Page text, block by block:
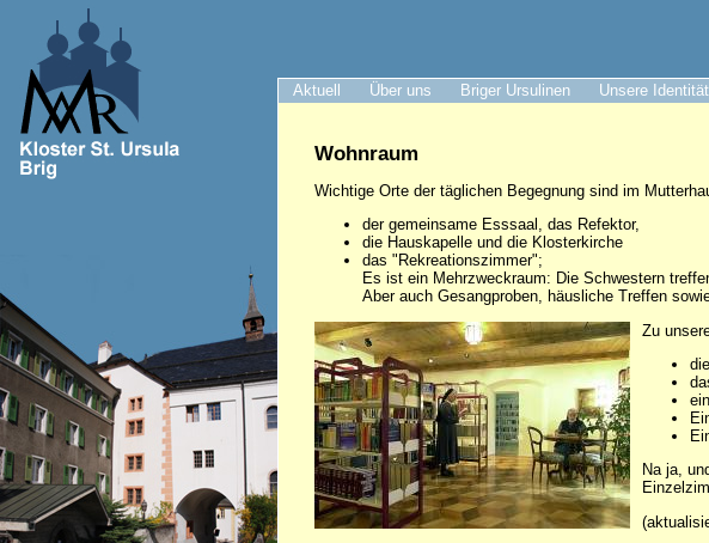
Aktuell Über uns Briger Ursulinen Unsere Identität
Wohnraum
Wichtige Orte der täglichen Begegnung sind im
der gemeinsame Esssaal, das Refektor,
die Hauskapelle und die Klosterkirche
das "Rekreationszimmer";
Es ist ein Mehrzweckraum: Die Schwestern
Aber auch Gesangproben, häusliche Treffen
Zu
Na ja,